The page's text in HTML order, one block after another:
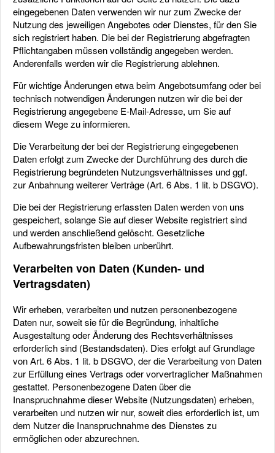
eingegebenen Daten verwenden wir nur zum Zwecke der
Nutzung des jeweiligen Angebotes oder Dienstes, für den Sie
sich registriert haben. Die bei der Registrierung abgefragten
Pflichtangaben müssen vollständig angegeben werden.
Anderenfalls werden wir die Registrierung ablehnen.
Für wichtige Änderungen etwa beim Angebotsumfang oder bei
technisch notwendigen Änderungen nutzen wir die bei der
Registrierung angegebene E-Mail-Adresse, um Sie auf
diesem Wege zu informieren.
Die Verarbeitung der bei der Registrierung eingegebenen
Daten erfolgt zum Zwecke der Durchführung des durch die
Registrierung begründeten Nutzungsverhältnisses und ggf.
zur Anbahnung weiterer Verträge (Art. 6 Abs. 1 lit. b DSGVO).
Die bei der Registrierung erfassten Daten werden von uns
gespeichert, solange Sie auf dieser Website registriert sind
und werden anschließend gelöscht. Gesetzliche
Aufbewahrungsfristen bleiben unberührt.
Verarbeiten von Daten (Kunden- und
Vertragsdaten)
Wir erheben, verarbeiten und nutzen personenbezogene
Daten nur, soweit sie für die Begründung, inhaltliche
Ausgestaltung oder Änderung des Rechtsverhältnisses
erforderlich sind (Bestandsdaten). Dies erfolgt auf Grundlage
von Art. 6 Abs. 1 lit. b DSGVO, der die Verarbeitung von Daten
zur Erfüllung eines Vertrags oder vorvertraglicher Maßnahmen
gestattet. Personenbezogene Daten über die
Inanspruchnahme dieser Website (Nutzungsdaten) erheben,
verarbeiten und nutzen wir nur, soweit dies erforderlich ist, um
dem Nutzer die Inanspruchnahme des Dienstes zu
ermöglichen oder abzurechnen.